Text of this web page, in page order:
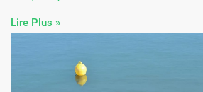
Lire Plus »